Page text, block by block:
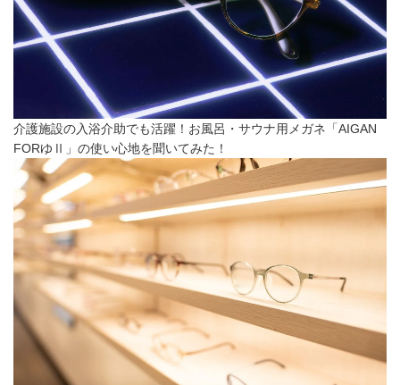
介護施設の入浴介助でも活躍！お風呂・サウナ用メガネ「AIGAN
FORゆⅡ」の使い心地を聞いてみた！